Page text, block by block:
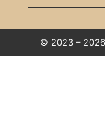
© 2023 –